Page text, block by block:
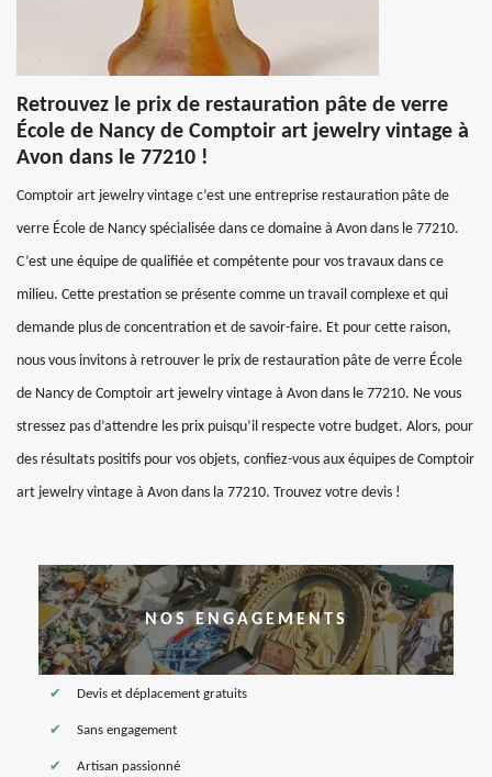
Retrouvez le prix de restauration pâte de verre
École de Nancy de Comptoir art jewelry vintage à
Avon dans le 77210 !
Comptoir art jewelry vintage c’est une entreprise restauration pâte de
verre École de Nancy spécialisée dans ce domaine à Avon dans le 77210.
C’est une équipe de qualifiée et compétente pour vos travaux dans ce
milieu. Cette prestation se présente comme un travail complexe et qui
demande plus de concentration et de savoir-faire. Et pour cette raison,
nous vous invitons à retrouver le prix de restauration pâte de verre École
de Nancy de Comptoir art jewelry vintage à Avon dans le 77210. Ne vous
stressez pas d’attendre les prix puisqu’il respecte votre budget. Alors, pour
des résultats positifs pour vos objets, confiez-vous aux équipes de Comptoir
art jewelry vintage à Avon dans la 77210. Trouvez votre devis !
NOS ENGAGEMENTS
Devis et déplacement gratuits
Sans engagement
Artisan passionné